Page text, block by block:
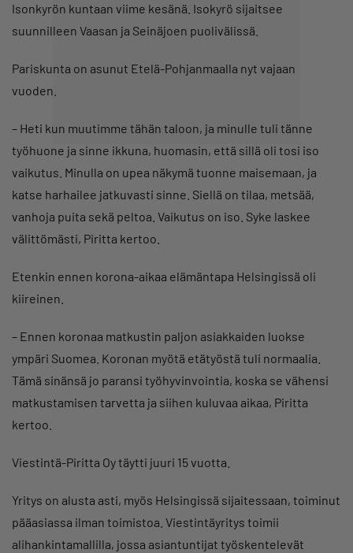
Isonkyrön kuntaan viime kesänä. Isokyrö sijaitsee
suunnilleen Vaasan ja Seinäjoen puolivälissä.
Pariskunta on asunut Etelä-Pohjanmaalla nyt vajaan
vuoden.
– Heti kun muutimme tähän taloon, ja minulle tuli tänne
työhuone ja sinne ikkuna, huomasin, että sillä oli tosi iso
vaikutus. Minulla on upea näkymä tuonne maisemaan, ja
katse harhailee jatkuvasti sinne. Siellä on tilaa, metsää,
vanhoja puita sekä peltoa. Vaikutus on iso. Syke laskee
välittömästi, Piritta kertoo.
Etenkin ennen korona-aikaa elämäntapa Helsingissä oli
kiireinen.
– Ennen koronaa matkustin paljon asiakkaiden luokse
ympäri Suomea. Koronan myötä etätyöstä tuli normaalia.
Tämä sinänsä jo paransi työhyvinvointia, koska se vähensi
matkustamisen tarvetta ja siihen kuluvaa aikaa, Piritta
kertoo.
Viestintä-Piritta Oy täytti juuri 15 vuotta.
Yritys on alusta asti, myös Helsingissä sijaitessaan, toiminut
pääasiassa ilman toimistoa. Viestintäyritys toimii
alihankintamallilla, jossa asiantuntijat työskentelevät